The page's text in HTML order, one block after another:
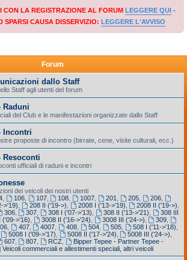
CON LA REGISTRAZIONE AL FORUM LEGGERE QUI -
SPARSI CAUSA DISSERVIZIO: LEGGERE L'AVVISO
Forum
dallo Staff
Staff agli utenti del forum
Raduni
del Club e le manifestazioni organizzate dallo Staff
Incontri
proposte di incontro (birrate, cene, visite culturali, ecc.)
Resoconti
ufficiali di raduni e incontri
dei veicoli dei nostri utenti
, 106, 107, 108 1007 201 205, 206,
>'19) 208 II ('19->) 2008 I ('13->'19) 2008 II ('19->)
306, 307 308 I ('07->'13) 308 II ('13->'21)
308 III
('09->'16) 3008 II ('16->'24) 3008 III ('24->) 309
, 407, 4007 408 504 505, 508 I ('11->'18)
5008 I ('09->'17) 5008 II ('17->'24) 5008 III ('24->)
607, 807 RCZ
Bipper Tepee - Partner Tepee -
Veicoli commerciali e allestimenti speciali, altri veicoli